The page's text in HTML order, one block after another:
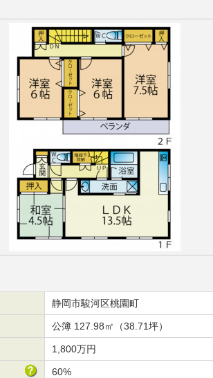
静岡市駿河区桃園町
公簿 127.98㎡（38.71坪）
1,800万円
60%